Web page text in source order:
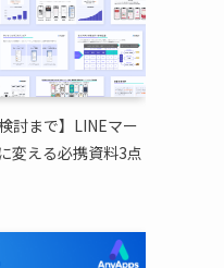
討まで】LINEマー
変える必携資料3点